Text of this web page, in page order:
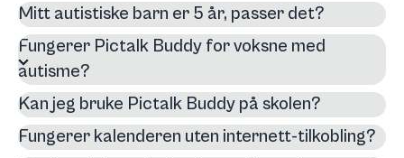
Mitt autistiske barn er 5 år, passer det?
Fungerer Pictalk Buddy for voksne med
autisme?
Kan jeg bruke Pictalk Buddy på skolen?
Fungerer kalenderen uten internett-tilkobling?